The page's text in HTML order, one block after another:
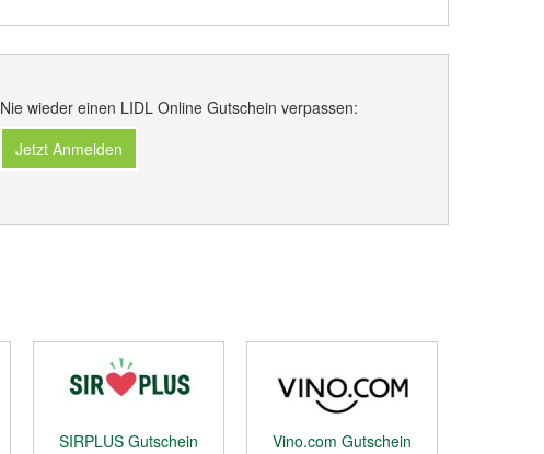
Nie wieder einen LIDL Online Gutschein verpassen:
Jetzt Anmelden
SIRPLUS Gutschein Vino.com Gutschein